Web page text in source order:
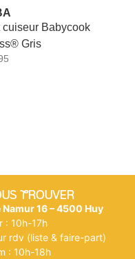
cuiseur Babycook
Gris
tROUVER
Namur 16 – 4500 Huy
: 10h-17h
rdv (liste & faire-part)
: 10h-18h